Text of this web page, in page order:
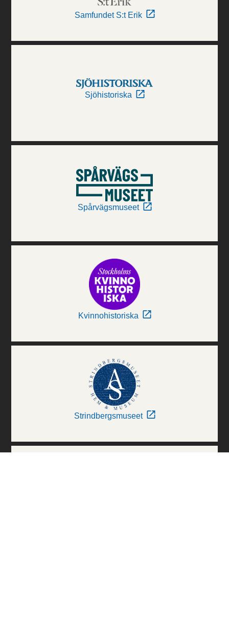
Samfundet S:t Erik
Sjöhistoriska
Spårvägsmuseet
Kvinnohistoriska
Strindbergsmuseet